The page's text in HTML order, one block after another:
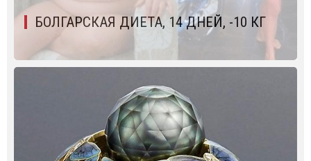
БОЛГАРСКАЯ ДИЕТА, 14 ДНЕЙ, -10 КГ